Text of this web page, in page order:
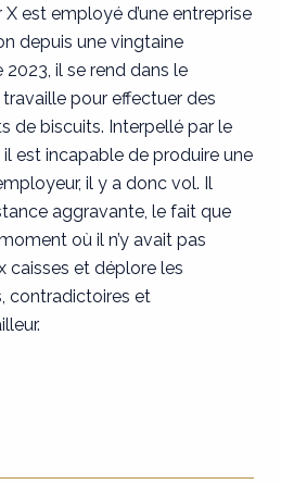
est employé d’une entreprise
depuis une vingtaine
2023, il se rend dans le
pour effectuer des
de biscuits. Interpellé par le
est incapable de produire une
il y a donc vol. Il
aggravante, le fait que
où il n’y avait pas
caisses et déplore les
contradictoires et